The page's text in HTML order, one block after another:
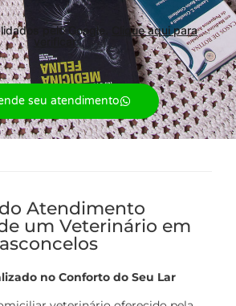
pelo Google.
Clique aqui para
verificar.
seu atendimento
Atendimento
um Veterinário em
no Conforto do Seu Lar